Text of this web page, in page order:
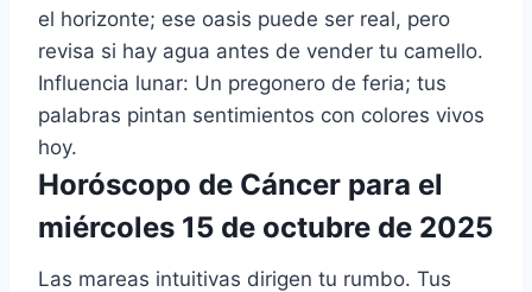
el horizonte; ese oasis puede ser real, pero
revisa si hay agua antes de vender tu camello.
Influencia lunar: Un pregonero de feria; tus
palabras pintan sentimientos con colores vivos
hoy.
Horóscopo de Cáncer para el
miércoles 15 de octubre de 2025
Las mareas intuitivas dirigen tu rumbo. Tus